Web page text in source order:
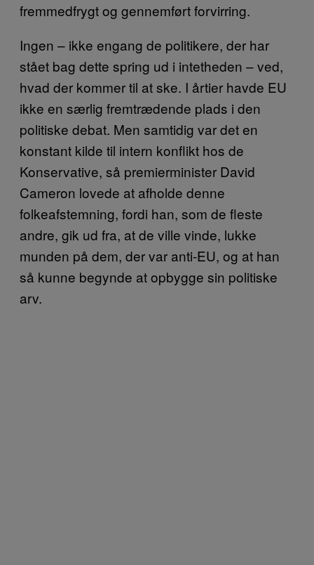
fremmedfrygt og gennemført forvirring.
Ingen – ikke engang de politikere, der har
stået bag dette spring ud i intetheden – ved,
hvad der kommer til at ske. I årtier havde EU
ikke en særlig fremtrædende plads i den
politiske debat. Men samtidig var det en
konstant kilde til intern konflikt hos de
Konservative, så premierminister David
Cameron lovede at afholde denne
folkeafstemning, fordi han, som de fleste
andre, gik ud fra, at de ville vinde, lukke
munden på dem, der var anti-EU, og at han
så kunne begynde at opbygge sin politiske
arv.